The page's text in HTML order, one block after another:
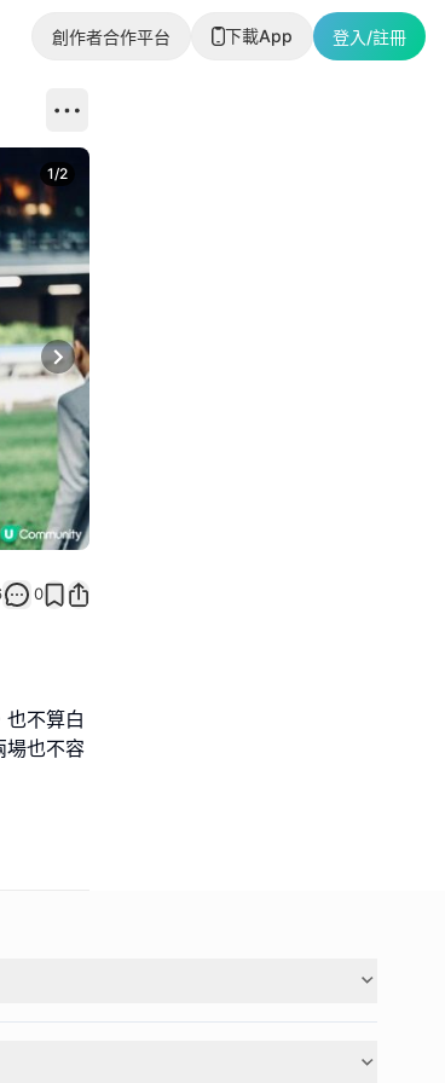
創作者合作平台 下載App 登入/註冊
Next slide
1/2
0
不算白
場也不容